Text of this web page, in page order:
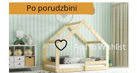
besplatna dostava
Po porudzbini
Add to Wishlist